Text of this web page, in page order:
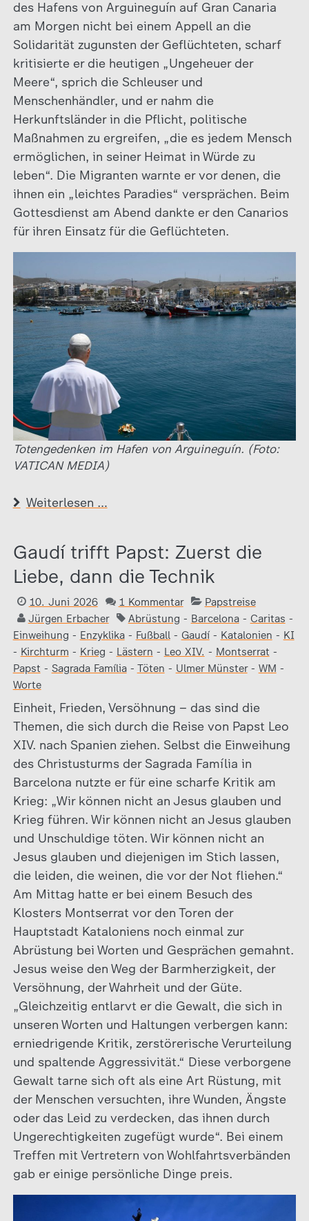
des Hafens von Arguineguín auf Gran Canaria
am Morgen nicht bei einem Appell an die
Solidarität zugunsten der Geflüchteten, scharf
kritisierte er die heutigen „Ungeheuer der
Meere“, sprich die Schleuser und
Menschenhändler, und er nahm die
Herkunftsländer in die Pflicht, politische
Maßnahmen zu ergreifen, „die es jedem Mensch
ermöglichen, in seiner Heimat in Würde zu
leben“. Die Migranten warnte er vor denen, die
ihnen ein „leichtes Paradies“ versprächen. Beim
Gottesdienst am Abend dankte er den Canarios
für ihren Einsatz für die Geflüchteten.
Totengedenken im Hafen von Arguineguín. (Foto:
VATICAN MEDIA)
Weiterlesen …
Gaudí trifft Papst: Zuerst die
Liebe, dann die Technik
10. Juni 2026 1 Kommentar
Papstreise
Jürgen Erbacher
Abrüstung - Barcelona- Caritas -
Einweihung - Enzyklika- Fußball- Gaudí- Katalonien - KI
- Kirchturm - Krieg - Lästern - Leo XIV. - Montserrat -
Papst - Sagrada Família- Töten - Ulmer Münster- WM -
Worte
Einheit, Frieden, Versöhnung – das sind die
Themen, die sich durch die Reise von Papst Leo
XIV. nach Spanien ziehen. Selbst die Einweihung
des Christusturms der Sagrada Família in
Barcelona nutzte er für eine scharfe Kritik am
Krieg: „Wir können nicht an Jesus glauben und
Krieg führen. Wir können nicht an Jesus glauben
und Unschuldige töten. Wir können nicht an
Jesus glauben und diejenigen im Stich lassen,
die leiden, die weinen, die vor der Not fliehen.“
Am Mittag hatte er bei einem Besuch des
Klosters Montserrat vor den Toren der
Hauptstadt Kataloniens noch einmal zur
Abrüstung bei Worten und Gesprächen gemahnt.
Jesus weise den Weg der Barmherzigkeit, der
Versöhnung, der Wahrheit und der Güte.
„Gleichzeitig entlarvt er die Gewalt, die sich in
unseren Worten und Haltungen verbergen kann:
erniedrigende Kritik, zerstörerische Verurteilung
und spaltende Aggressivität.“ Diese verborgene
Gewalt tarne sich oft als eine Art Rüstung, mit
der Menschen versuchten, ihre Wunden, Ängste
oder das Leid zu verdecken, das ihnen durch
Ungerechtigkeiten zugefügt wurde“. Bei einem
Treffen mit Vertretern von Wohlfahrtsverbänden
gab er einige persönliche Dinge preis.